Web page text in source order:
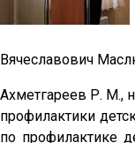
Вячеславович
Ахметгареев Р. М.,
профилактики
по профилактике